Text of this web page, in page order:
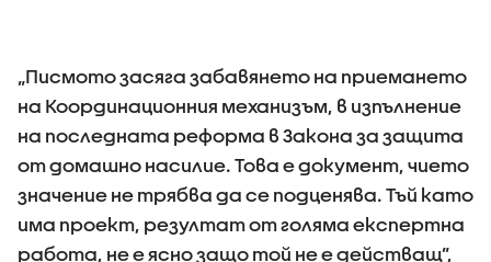
„Писмото засяга забавянето на приемането
на Координационния механизъм, в изпълнение
на последната реформа в Закона за защита
от домашно насилие. Това е документ, чието
значение не трябва да се подценява. Тъй като
има проект, резултат от голяма експертна
работа, не е ясно защо той не е действащ”,